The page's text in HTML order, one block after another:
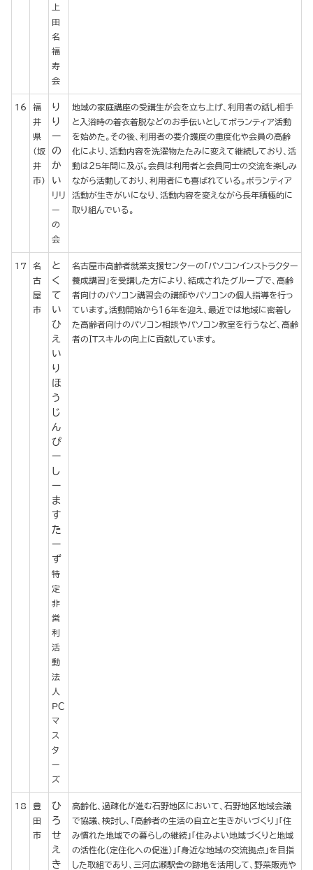
上
田
名
福
寿
会
16
福
井
県
（坂
井
市）
り
り
ー
の
か
い
リリ
ー
の
会
地域の家庭講座の受講生が会を立ち上げ、利用者の話し相手
と入浴時の着衣着脱などのお手伝いとしてボランティア活動
を始めた。その後、利用者の要介護度の重度化や会員の高齢
化により、活動内容を洗濯物たたみに変えて継続しており、活
動は２５年間に及ぶ。会員は利用者と会員同士の交流を楽しみ
ながら活動しており、利用者にも喜ばれている。ボランティア
活動が生きがいになり、活動内容を変えながら長年積極的に
取り組んでいる。
17
名
古
屋
市
と
く
て
い
ひ
え
い
り
ほ
う
じ
ん
ぴ
ー
し
ー
ま
す
た
ー
ず
特
定
非
営
利
活
動
法
人
ＰＣ
マ
ス
タ
ー
ズ
名古屋市高齢者就業支援センターの「パソコンインストラクター
養成講習」を受講した方により、結成されたグループで、高齢
者向けのパソコン講習会の講師やパソコンの個人指導を行っ
ています。活動開始から１６年を迎え、最近では地域に密着し
た高齢者向けのパソコン相談やパソコン教室を行うなど、高齢
者のＩＴスキルの向上に貢献しています。
18
豊
田
市
ひ
ろ
せ
え
き
高齢化、過疎化が進む石野地区において、石野地区地域会議
で協議、検討し、「高齢者の生活の自立と生きがいづくり」「住
み慣れた地域での暮らしの継続」「住みよい地域づくりと地域
の活性化（定住化への促進）」「身近な地域の交流拠点」を目指
した取組であり、三河広瀬駅舎の跡地を活用して、野菜販売や